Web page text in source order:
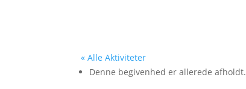
« Alle Aktiviteter
Denne begivenhed er allerede afholdt.